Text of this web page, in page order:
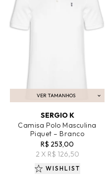
VER TAMANHOS
ADICIONAR AO CARRINHO
SERGIO K
Camisa Polo Masculina
Piquet – Branco
R$ 253,00
2 X R$ 126,50
WISHLIST